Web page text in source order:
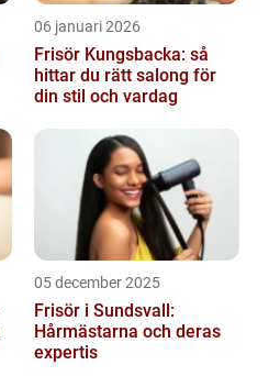
06 januari 2026
Frisör Kungsbacka: så
hittar du rätt salong för
din stil och vardag
05 december 2025
Frisör i Sundsvall:
Hårmästarna och deras
expertis